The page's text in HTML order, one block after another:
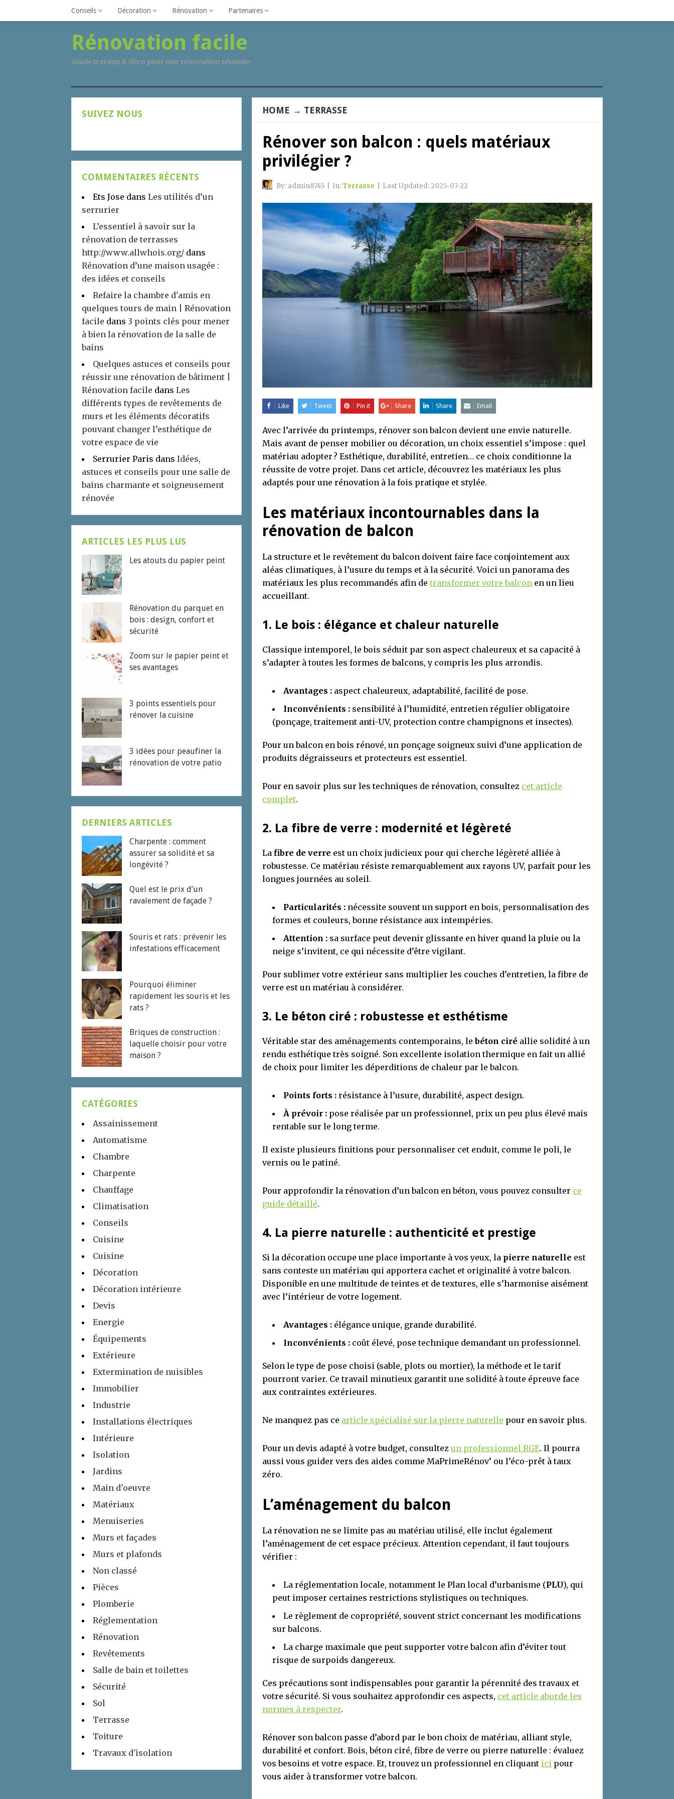
Conseils Décoration Rénovation Partenaires
Rénovation facile
Guide travaux & déco pour une rénovation réusssie
HOME → TERRASSE
Rénover son balcon : quels matériaux
privilégier ?
By: admin8745 In:Terrasse Last Updated:2025-07-22
Like Tweet Pin it Share Share Email
Avec l’arrivée du printemps, rénover son balcon devient une envie naturelle.
Mais avant de penser mobilier ou décoration, un choix essentiel s’impose : quel
matériau adopter ? Esthétique, durabilité, entretien… ce choix conditionne la
réussite de votre projet. Dans cet article, découvrez les matériaux les plus
adaptés pour une rénovation à la fois pratique et stylée.
Les matériaux incontournables dans la
rénovation de balcon
La structure et le revêtement du balcon doivent faire face conjointement aux
aléas climatiques, à l’usure du temps et à la sécurité. Voici un panorama des
matériaux les plus recommandés afin de transformer votre balcon en un lieu
accueillant.
1. Le bois : élégance et chaleur naturelle
Classique intemporel, le bois séduit par son aspect chaleureux et sa capacité à
s’adapter à toutes les formes de balcons, y compris les plus arrondis.
Avantages : aspect chaleureux, adaptabilité, facilité de pose.
Inconvénients : sensibilité à l’humidité, entretien régulier obligatoire
(ponçage, traitement anti-UV, protection contre champignons et insectes).
Pour un balcon en bois rénové, un ponçage soigneux suivi d’une application de
produits dégraisseurs et protecteurs est essentiel.
Pour en savoir plus sur les techniques de rénovation, consultez cet article
complet.
2. La fibre de verre : modernité et légèreté
La fibre de verre est un choix judicieux pour qui cherche légèreté alliée à
robustesse. Ce matériau résiste remarquablement aux rayons UV, parfait pour les
longues journées au soleil.
Particularités : nécessite souvent un support en bois, personnalisation des
formes et couleurs, bonne résistance aux intempéries.
Attention : sa surface peut devenir glissante en hiver quand la pluie ou la
neige s’invitent, ce qui nécessite d’être vigilant.
Pour sublimer votre extérieur sans multiplier les couches d’entretien, la fibre de
verre est un matériau à considérer.
3. Le béton ciré : robustesse et esthétisme
Véritable star des aménagements contemporains, lebéton ciré allie solidité à un
rendu esthétique très soigné. Son excellente isolation thermique en fait un allié
de choix pour limiter les déperditions de chaleur par le balcon.
Points forts : résistance à l’usure, durabilité, aspect design.
À prévoir : pose réalisée par un professionnel, prix un peu plus élevé mais
rentable sur le long terme.
Il existe plusieurs finitions pour personnaliser cet enduit, comme le poli, le
vernis ou le patiné.
Pour approfondir la rénovation d’un balcon en béton, vous pouvez consulter ce
guide détaillé.
4. La pierre naturelle : authenticité et prestige
Si la décoration occupe une place importante à vos yeux, la pierre naturelle est
sans conteste un matériau qui apportera cachet et originalité à votre balcon.
Disponible en une multitude de teintes et de textures, elle s’harmonise aisément
avec l’intérieur de votre logement.
Avantages : élégance unique, grande durabilité.
Inconvénients : coût élevé, pose technique demandant un professionnel.
Selon le type de pose choisi (sable, plots ou mortier), la méthode et le tarif
pourront varier. Ce travail minutieux garantit une solidité à toute épreuve face
aux contraintes extérieures.
Ne manquez pas ce article spécialisé sur la pierre naturelle pour en savoir plus.
Pour un devis adapté à votre budget, consultez un professionnel RGE. Il pourra
aussi vous guider vers des aides comme MaPrimeRénov’ ou l’éco-prêt à taux
zéro.
L’aménagement du balcon
La rénovation ne se limite pas au matériau utilisé, elle inclut également
l’aménagement de cet espace précieux. Attention cependant, il faut toujours
vérifier :
La réglementation locale, notamment le Plan local d’urbanisme (PLU), qui
peut imposer certaines restrictions stylistiques ou techniques.
Le règlement de copropriété, souvent strict concernant les modifications
sur balcons.
La charge maximale que peut supporter votre balcon afin d’éviter tout
risque de surpoids dangereux.
Ces précautions sont indispensables pour garantir la pérennité des travaux et
votre sécurité. Si vous souhaitez approfondir ces aspects, cet article aborde les
normes à respecter.
Rénover son balcon passe d’abord par le bon choix de matériau, alliant style,
durabilité et confort. Bois, béton ciré, fibre de verre ou pierre naturelle : évaluez
vos besoins et votre espace. Et, trouvez un professionnel en cliquant ici pour
vous aider à transformer votre balcon.
SUIVEZ NOUS
COMMENTAIRES RÉCENTS
Ets Jose dans Les utilités d’un
serrurier
L’essentiel à savoir sur la
rénovation de terrasses
http://www.allwhois.org/ dans
Rénovation d’une maison usagée :
des idées et conseils
Refaire la chambre d'amis en
quelques tours de main | Rénovation
facile dans 3 points clés pour mener
à bien la rénovation de la salle de
bains
Quelques astuces et conseils pour
réussir une rénovation de bâtiment |
Rénovation facile dans Les
différents types de revêtements de
murs et les éléments décoratifs
pouvant changer l’esthétique de
votre espace de vie
Serrurier Paris dans Idées,
astuces et conseils pour une salle de
bains charmante et soigneusement
rénovée
ARTICLES LES PLUS LUS
Les atouts du papier peint
Rénovation du parquet en
bois : design, confort et
sécurité
Zoom sur le papier peint et
ses avantages
3 points essentiels pour
rénover la cuisine
3 idées pour peaufiner la
rénovation de votre patio
DERNIERS ARTICLES
Charpente : comment
assurer sa solidité et sa
longévité ?
Quel est le prix d’un
ravalement de façade ?
Souris et rats : prévenir les
infestations efficacement
Pourquoi éliminer
rapidement les souris et les
rats ?
Briques de construction :
laquelle choisir pour votre
maison ?
CATÉGORIES
Assainissement
Automatisme
Chambre
Charpente
Chauffage
Climatisation
Conseils
Cuisine
Cuisine
Décoration
Décoration intérieure
Devis
Energie
Équipements
Extérieure
Extermination de nuisibles
Immobilier
Industrie
Installations électriques
Intérieure
Isolation
Jardins
Main d'oeuvre
Matériaux
Menuiseries
Murs et façades
Murs et plafonds
Non classé
Pièces
Plomberie
Réglementation
Rénovation
Revêtements
Salle de bain et toilettes
Sécurité
Sol
Terrasse
Toiture
Travaux d'isolation